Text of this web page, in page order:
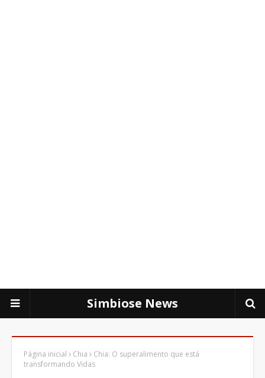
Simbiose News
Página inicial Chia
Chia: O superalimento que está
transformando Vidas